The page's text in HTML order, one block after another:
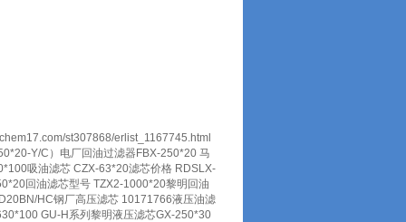
st307868/erlist_1167745.html
Y/C）电厂回油过滤器FBX-250*20 马
吸油滤芯 CZX-63*20滤芯价格 RDSLX-
回油滤芯型号 TZX2-1000*20黎明回油
HC钢厂高压滤芯 10171766液压油滤
GU-H系列黎明液压滤芯GX-250*30